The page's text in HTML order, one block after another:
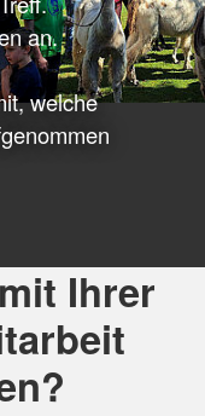
an.
welche
Ihrer